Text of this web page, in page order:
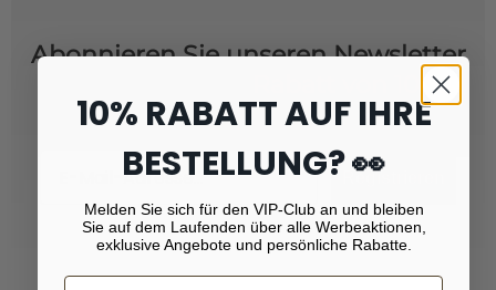
Abonnieren Sie unseren Newsletter
Rabatt von 10 %!
Registrieren
10% RABATT AUF IHRE
BESTELLUNG? 👀
Melden Sie sich für den VIP-Club an und bleiben
Sie auf dem Laufenden über alle Werbeaktionen,
exklusive Angebote und persönliche Rabatte.